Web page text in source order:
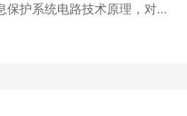
护系统电路技术原理，对我